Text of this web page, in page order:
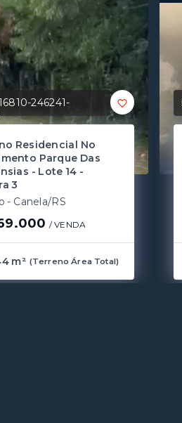
246241-
Residencial No
Parque Das
- Lote 14 -
3
- Canela/RS
/ VENDA
m² (Terreno Área Total)